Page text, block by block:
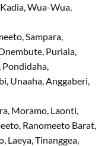
Wua-Wua,
Sampara,
Puriala,
Unaaha, Anggaberi,
Moramo, Laonti,
Ranomeeto Barat,
Laeya, Tinanggea,